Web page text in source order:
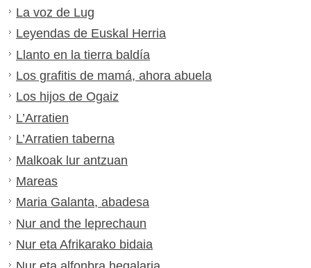
La voz de Lug
Leyendas de Euskal Herria
Llanto en la tierra baldía
Los grafitis de mamá, ahora abuela
Los hijos de Ogaiz
L’Arratien
L’Arratien taberna
Malkoak lur antzuan
Mareas
Maria Galanta, abadesa
Nur and the leprechaun
Nur eta Afrikarako bidaia